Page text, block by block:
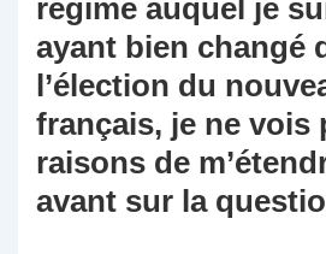
régime auquel je
ayant bien changé
l’élection du
français, je ne vois
raisons de
avant sur la